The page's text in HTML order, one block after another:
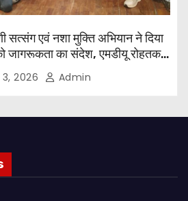
सत्संग एवं नशा मुक्ति अभियान ने दिया
जागरूकता का संदेश, एमडीयू रोहतक में
ने लिया संकल्प
2026 Admin